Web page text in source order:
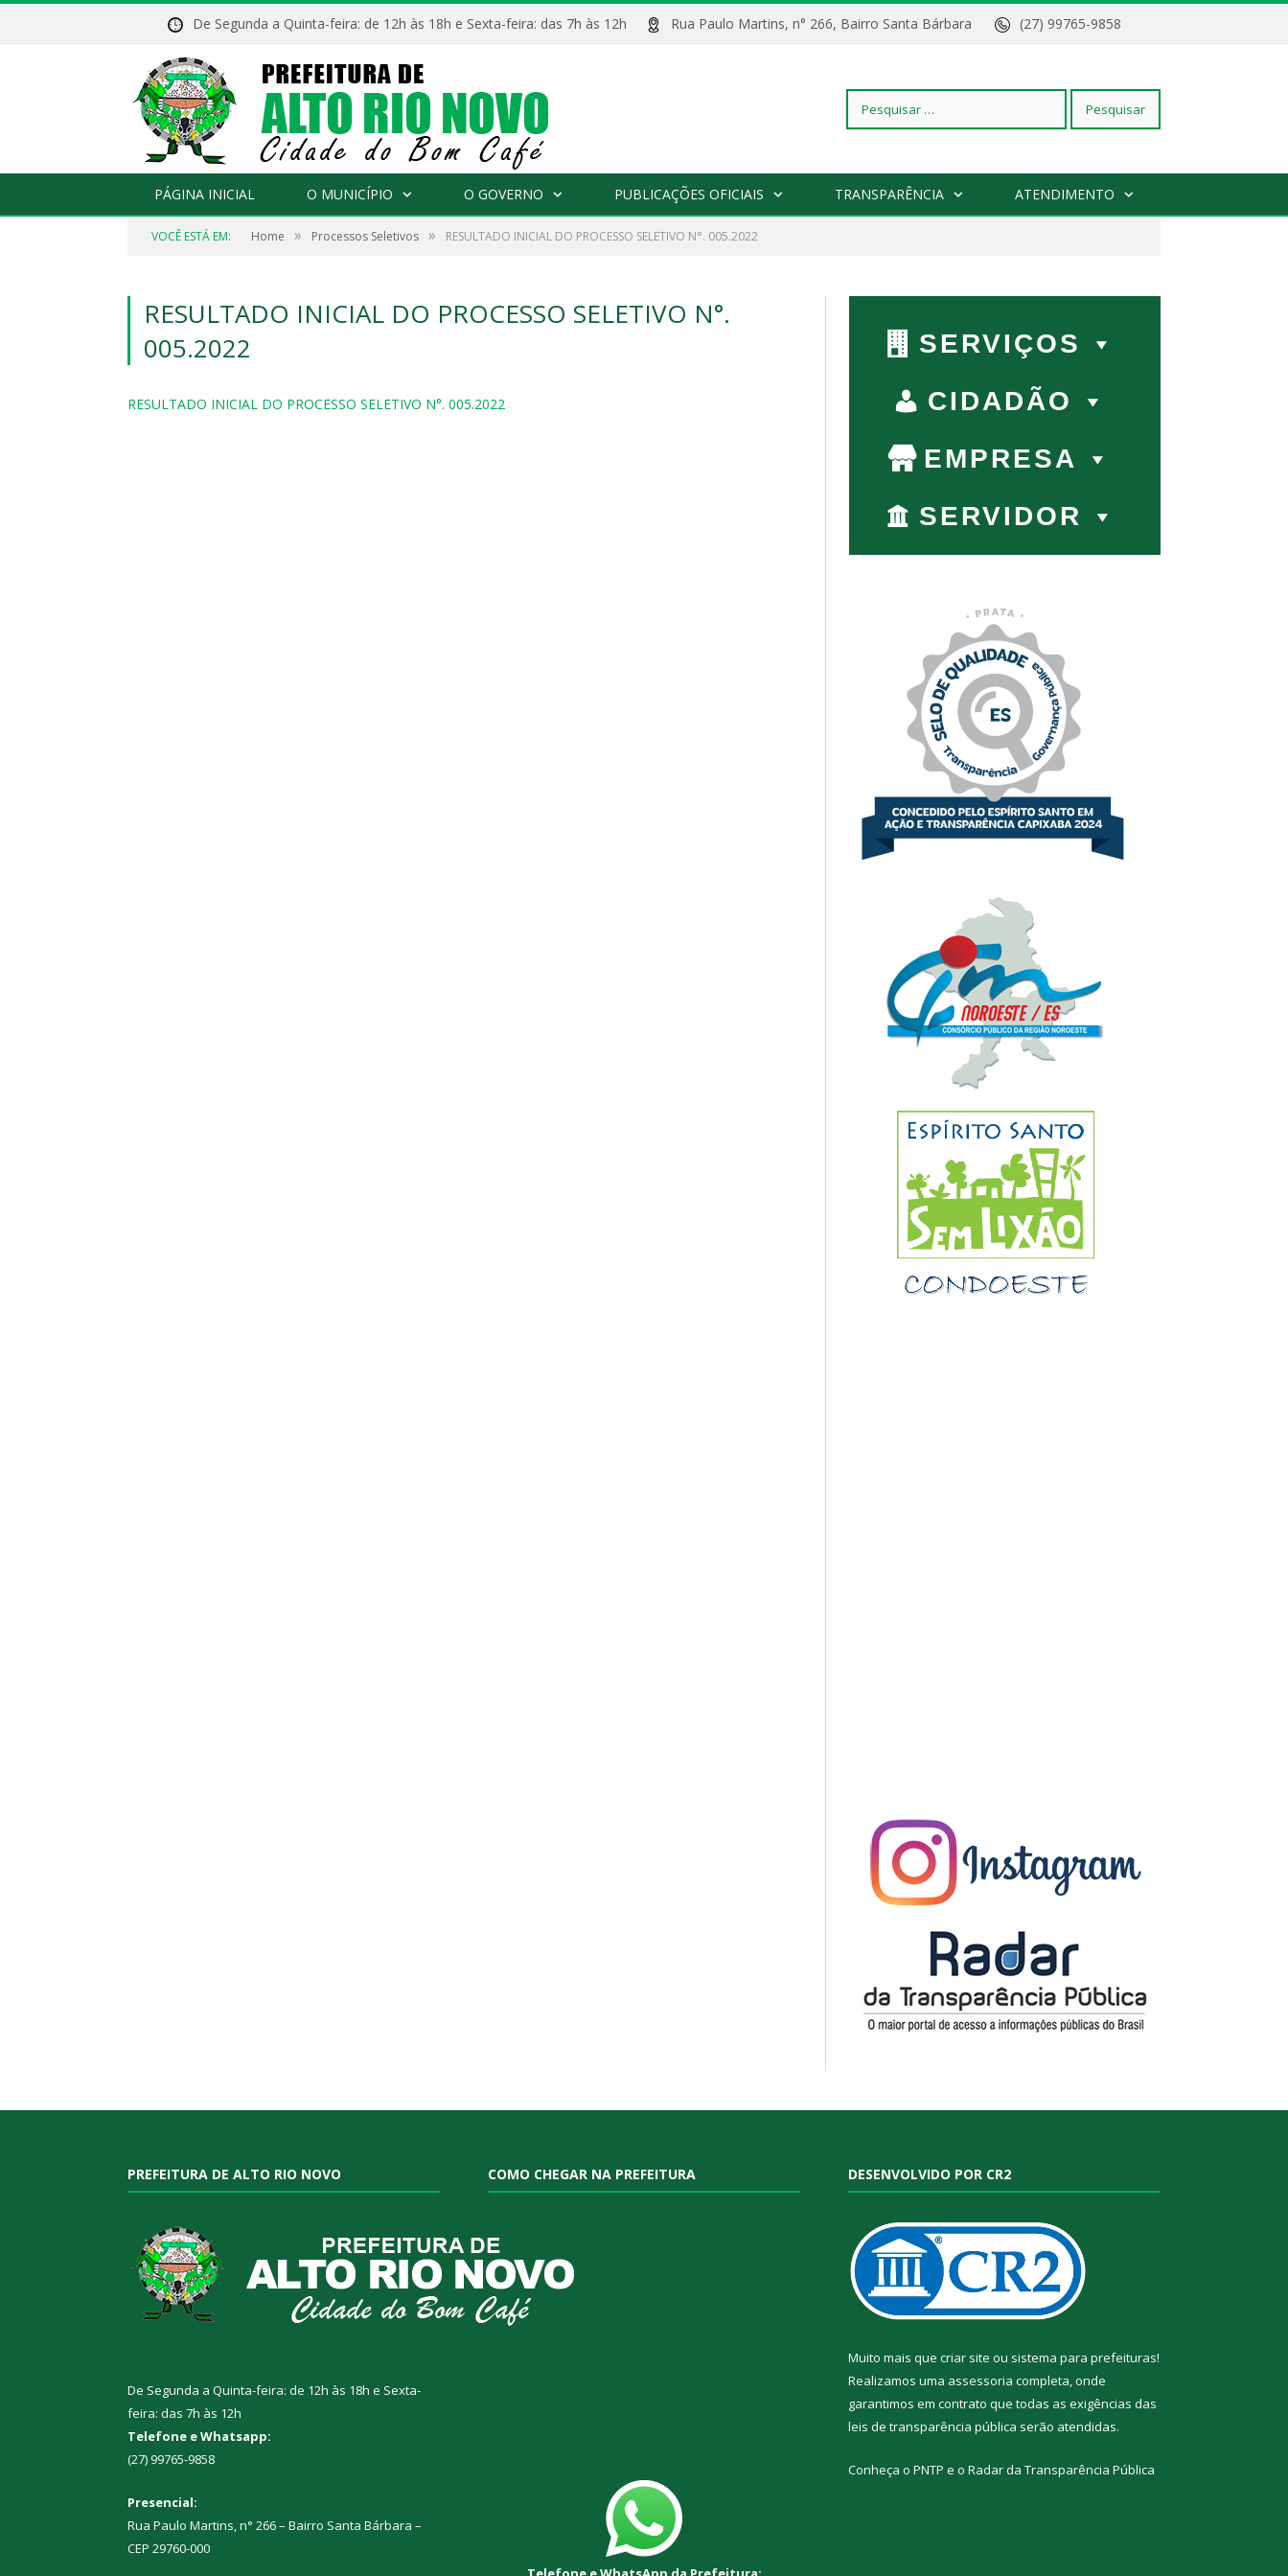
De Segunda a Quinta-feira: de 12h às 18h e Sexta-feira: das 7h às 12h Rua Paulo Martins, n° 266, Bairro Santa Bárbara (27) 99765-9858
Pesquisar
PÁGINA INICIAL O MUNICÍPIO O GOVERNO PUBLICAÇÕES OFICIAIS TRANSPARÊNCIA ATENDIMENTO
VOCÊ ESTÁ EM: Home » Processos Seletivos » RESULTADO INICIAL DO PROCESSO SELETIVO N°. 005.2022
RESULTADO INICIAL DO PROCESSO SELETIVO N°.
005.2022
RESULTADO INICIAL DO PROCESSO SELETIVO N°. 005.2022
SERVIÇOS
CIDADÃO
EMPRESA
SERVIDOR
PREFEITURA DE ALTO RIO NOVO
De Segunda a Quinta-feira: de 12h às 18h e Sexta-
feira: das 7h às 12h
Telefone e Whatsapp:
(27) 99765-9858
Presencial:
Rua Paulo Martins, n° 266 – Bairro Santa Bárbara –
CEP 29760-000
COMO CHEGAR NA PREFEITURA DESENVOLVIDO POR CR2
Muito mais que criar site ou sistema para prefeituras!
Realizamos uma assessoria completa, onde
garantimos em contrato que todas as exigências das
leis de transparência pública serão atendidas.
Conheça o PNTP e o Radar da Transparência Pública